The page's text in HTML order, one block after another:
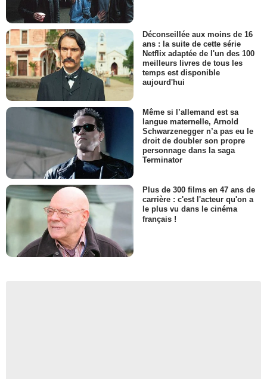
Déconseillée aux moins de 16
ans : la suite de cette série
Netflix adaptée de l'un des 100
meilleurs livres de tous les
temps est disponible
aujourd'hui
Même si l’allemand est sa
langue maternelle, Arnold
Schwarzenegger n’a pas eu le
droit de doubler son propre
personnage dans la saga
Terminator
Plus de 300 films en 47 ans de
carrière : c'est l'acteur qu'on a
le plus vu dans le cinéma
français !